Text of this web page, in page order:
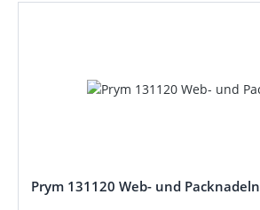
Prym 131120 Web- und Packnadeln